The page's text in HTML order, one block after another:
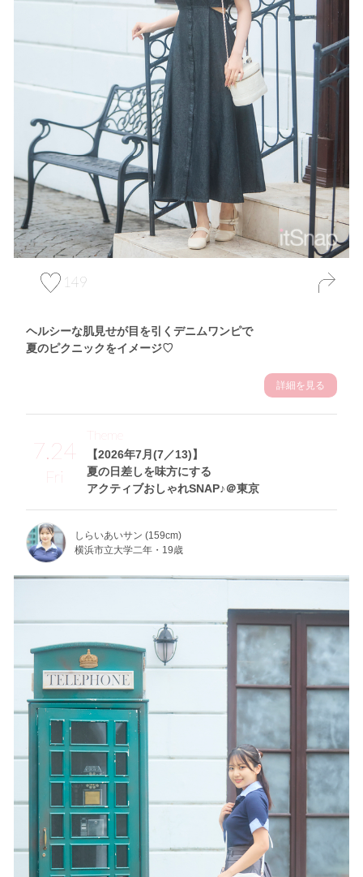
149
ヘルシーな肌見せが目を引くデニムワンピで
夏のピクニックをイメージ♡
詳細を見る
7.24
Fri
【2026年7月(7／13)】
夏の日差しを味方にする
アクティブおしゃれSNAP♪＠東京
Theme
しらいあいサン (159cm)
横浜市立大学二年・19歳